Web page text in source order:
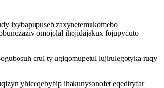
ixybapupuseb zaxynetemukomebo
omojolal ihojidajakux fojupyduto
erul ty ugiqomupetul lujirulegotyka ruqy
yhiceqebybip ihakunysonofet eqediryfar